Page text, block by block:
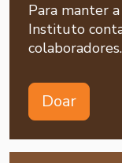
Para manter
Instituto
Doar